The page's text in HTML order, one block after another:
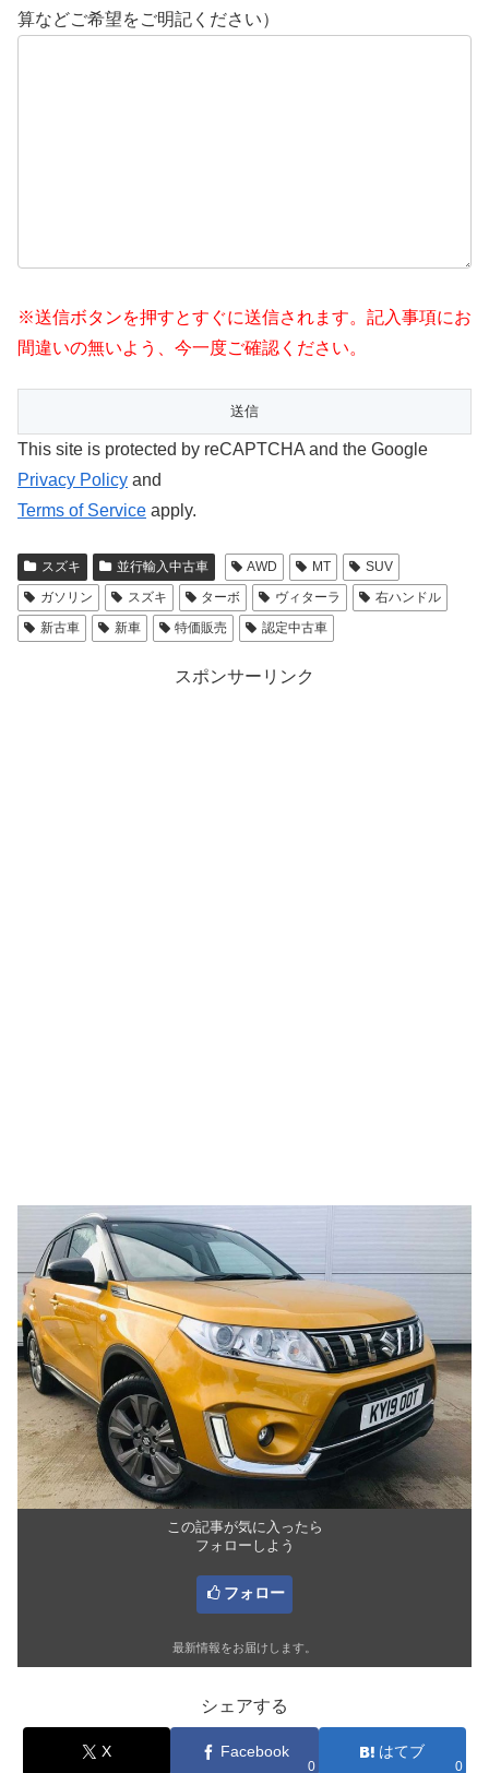
算などご希望をご明記ください）
※送信ボタンを押すとすぐに送信されます。記入事項にお
間違いの無いよう、今一度ご確認ください。
This site is protected by reCAPTCHA and the Google
Privacy Policy and
Terms of Service apply.
スズキ 並行輸入中古車 AWD MT
SUV
ガソリン
スズキ ターボ ヴィターラ
右ハンドル
新古車
新車 特価販売 認定中古車
スポンサーリンク
この記事が気に入ったら
フォローしよう
フォロー
最新情報をお届けします。
シェアする
X Facebook
0
はてブ
0